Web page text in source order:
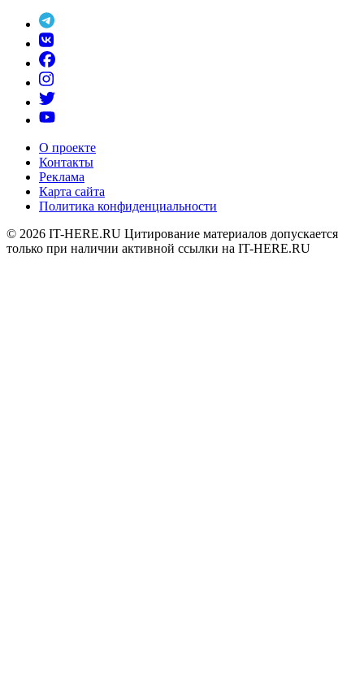
О проекте
Контакты
Реклама
Карта сайта
Политика конфиденциальности
© 2026 IT-HERE.RU Цитирование материалов допускается
только при наличии активной ссылки на IT-HERE.RU